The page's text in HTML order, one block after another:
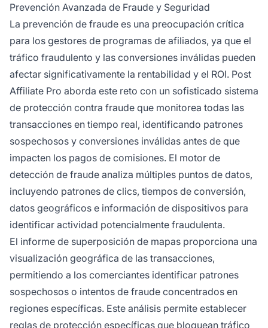
Prevención Avanzada de Fraude y Seguridad
La prevención de fraude es una preocupación crítica
para los gestores de programas de afiliados, ya que el
tráfico fraudulento y las conversiones inválidas pueden
afectar significativamente la rentabilidad y el ROI. Post
Affiliate Pro aborda este reto con un sofisticado sistema
de protección contra fraude que monitorea todas las
transacciones en tiempo real, identificando patrones
sospechosos y conversiones inválidas antes de que
impacten los pagos de comisiones. El motor de
detección de fraude analiza múltiples puntos de datos,
incluyendo patrones de clics, tiempos de conversión,
datos geográficos e información de dispositivos para
identificar actividad potencialmente fraudulenta.
El informe de superposición de mapas proporciona una
visualización geográfica de las transacciones,
permitiendo a los comerciantes identificar patrones
sospechosos o intentos de fraude concentrados en
regiones específicas. Este análisis permite establecer
reglas de protección específicas que bloquean tráfico